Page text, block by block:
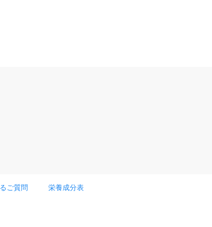
ご質問 栄養成分表